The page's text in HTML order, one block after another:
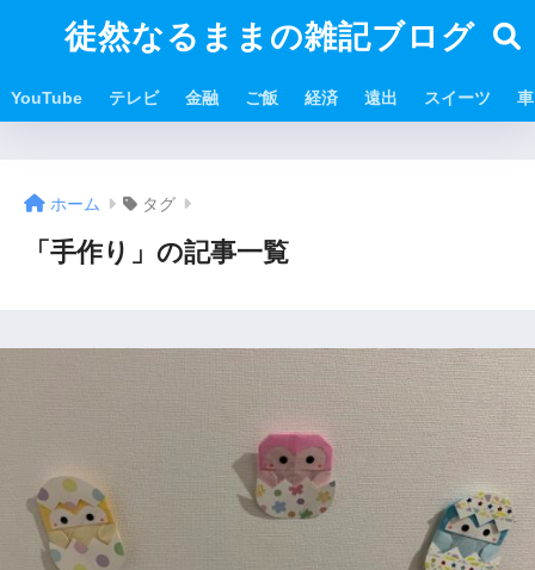
徒然なるままの雑記ブログ
YouTube テレビ 金融 ご飯 経済 遠出 スイーツ 車
ホーム タグ
「手作り」の記事一覧